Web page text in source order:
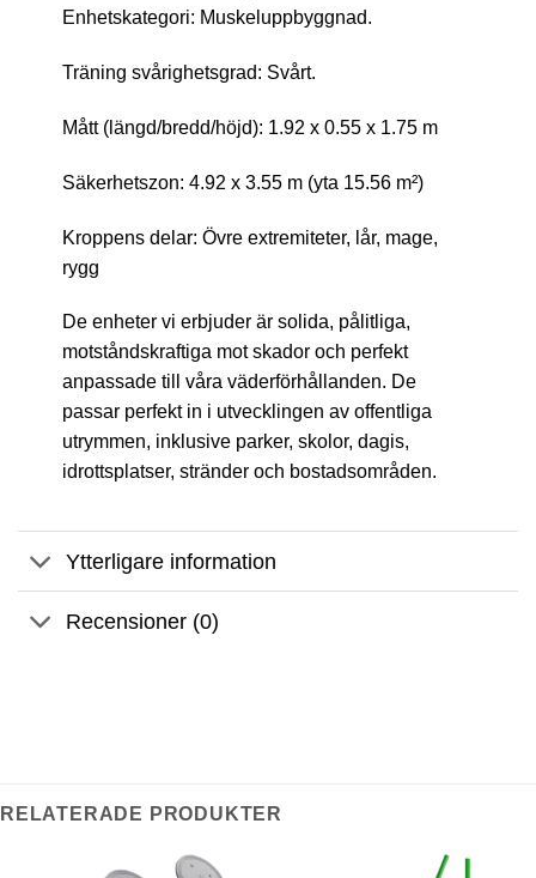
Enhetskategori: Muskeluppbyggnad.
Träning svårighetsgrad: Svårt.
Mått (längd/bredd/höjd): 1.92 x 0.55 x 1.75 m
Säkerhetszon: 4.92 x 3.55 m (yta 15.56 m²)
Kroppens delar: Övre extremiteter, lår, mage,
rygg
De enheter vi erbjuder är solida, pålitliga,
motståndskraftiga mot skador och perfekt
anpassade till våra väderförhållanden. De
passar perfekt in i utvecklingen av offentliga
utrymmen, inklusive parker, skolor, dagis,
idrottsplatser, stränder och bostadsområden.
Ytterligare information
Recensioner (0)
RELATERADE PRODUKTER